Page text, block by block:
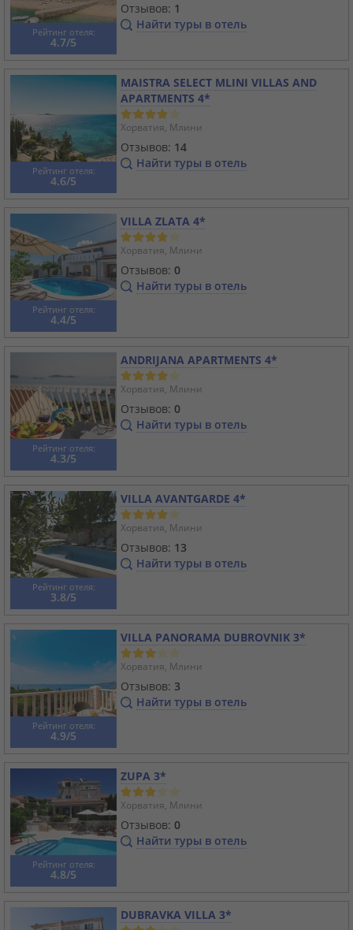
Рейтинг отеля:
4.7/5
Отзывов: 1
Найти туры в отель
Рейтинг отеля:
4.6/5
MAISTRA SELECT MLINI VILLAS AND
APARTMENTS 4*
Хорватия, Млини
Отзывов: 14
Найти туры в отель
Рейтинг отеля:
4.4/5
VILLA ZLATA 4*
Хорватия, Млини
Отзывов: 0
Найти туры в отель
Рейтинг отеля:
4.3/5
ANDRIJANA APARTMENTS 4*
Хорватия, Млини
Отзывов: 0
Найти туры в отель
Рейтинг отеля:
3.8/5
VILLA AVANTGARDE 4*
Хорватия, Млини
Отзывов: 13
Найти туры в отель
Рейтинг отеля:
4.9/5
VILLA PANORAMA DUBROVNIK 3*
Хорватия, Млини
Отзывов: 3
Найти туры в отель
Рейтинг отеля:
4.8/5
ZUPA 3*
Хорватия, Млини
Отзывов: 0
Найти туры в отель
DUBRAVKA VILLA 3*